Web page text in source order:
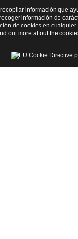
información que
información de
de cookies en cualquier
out more about the